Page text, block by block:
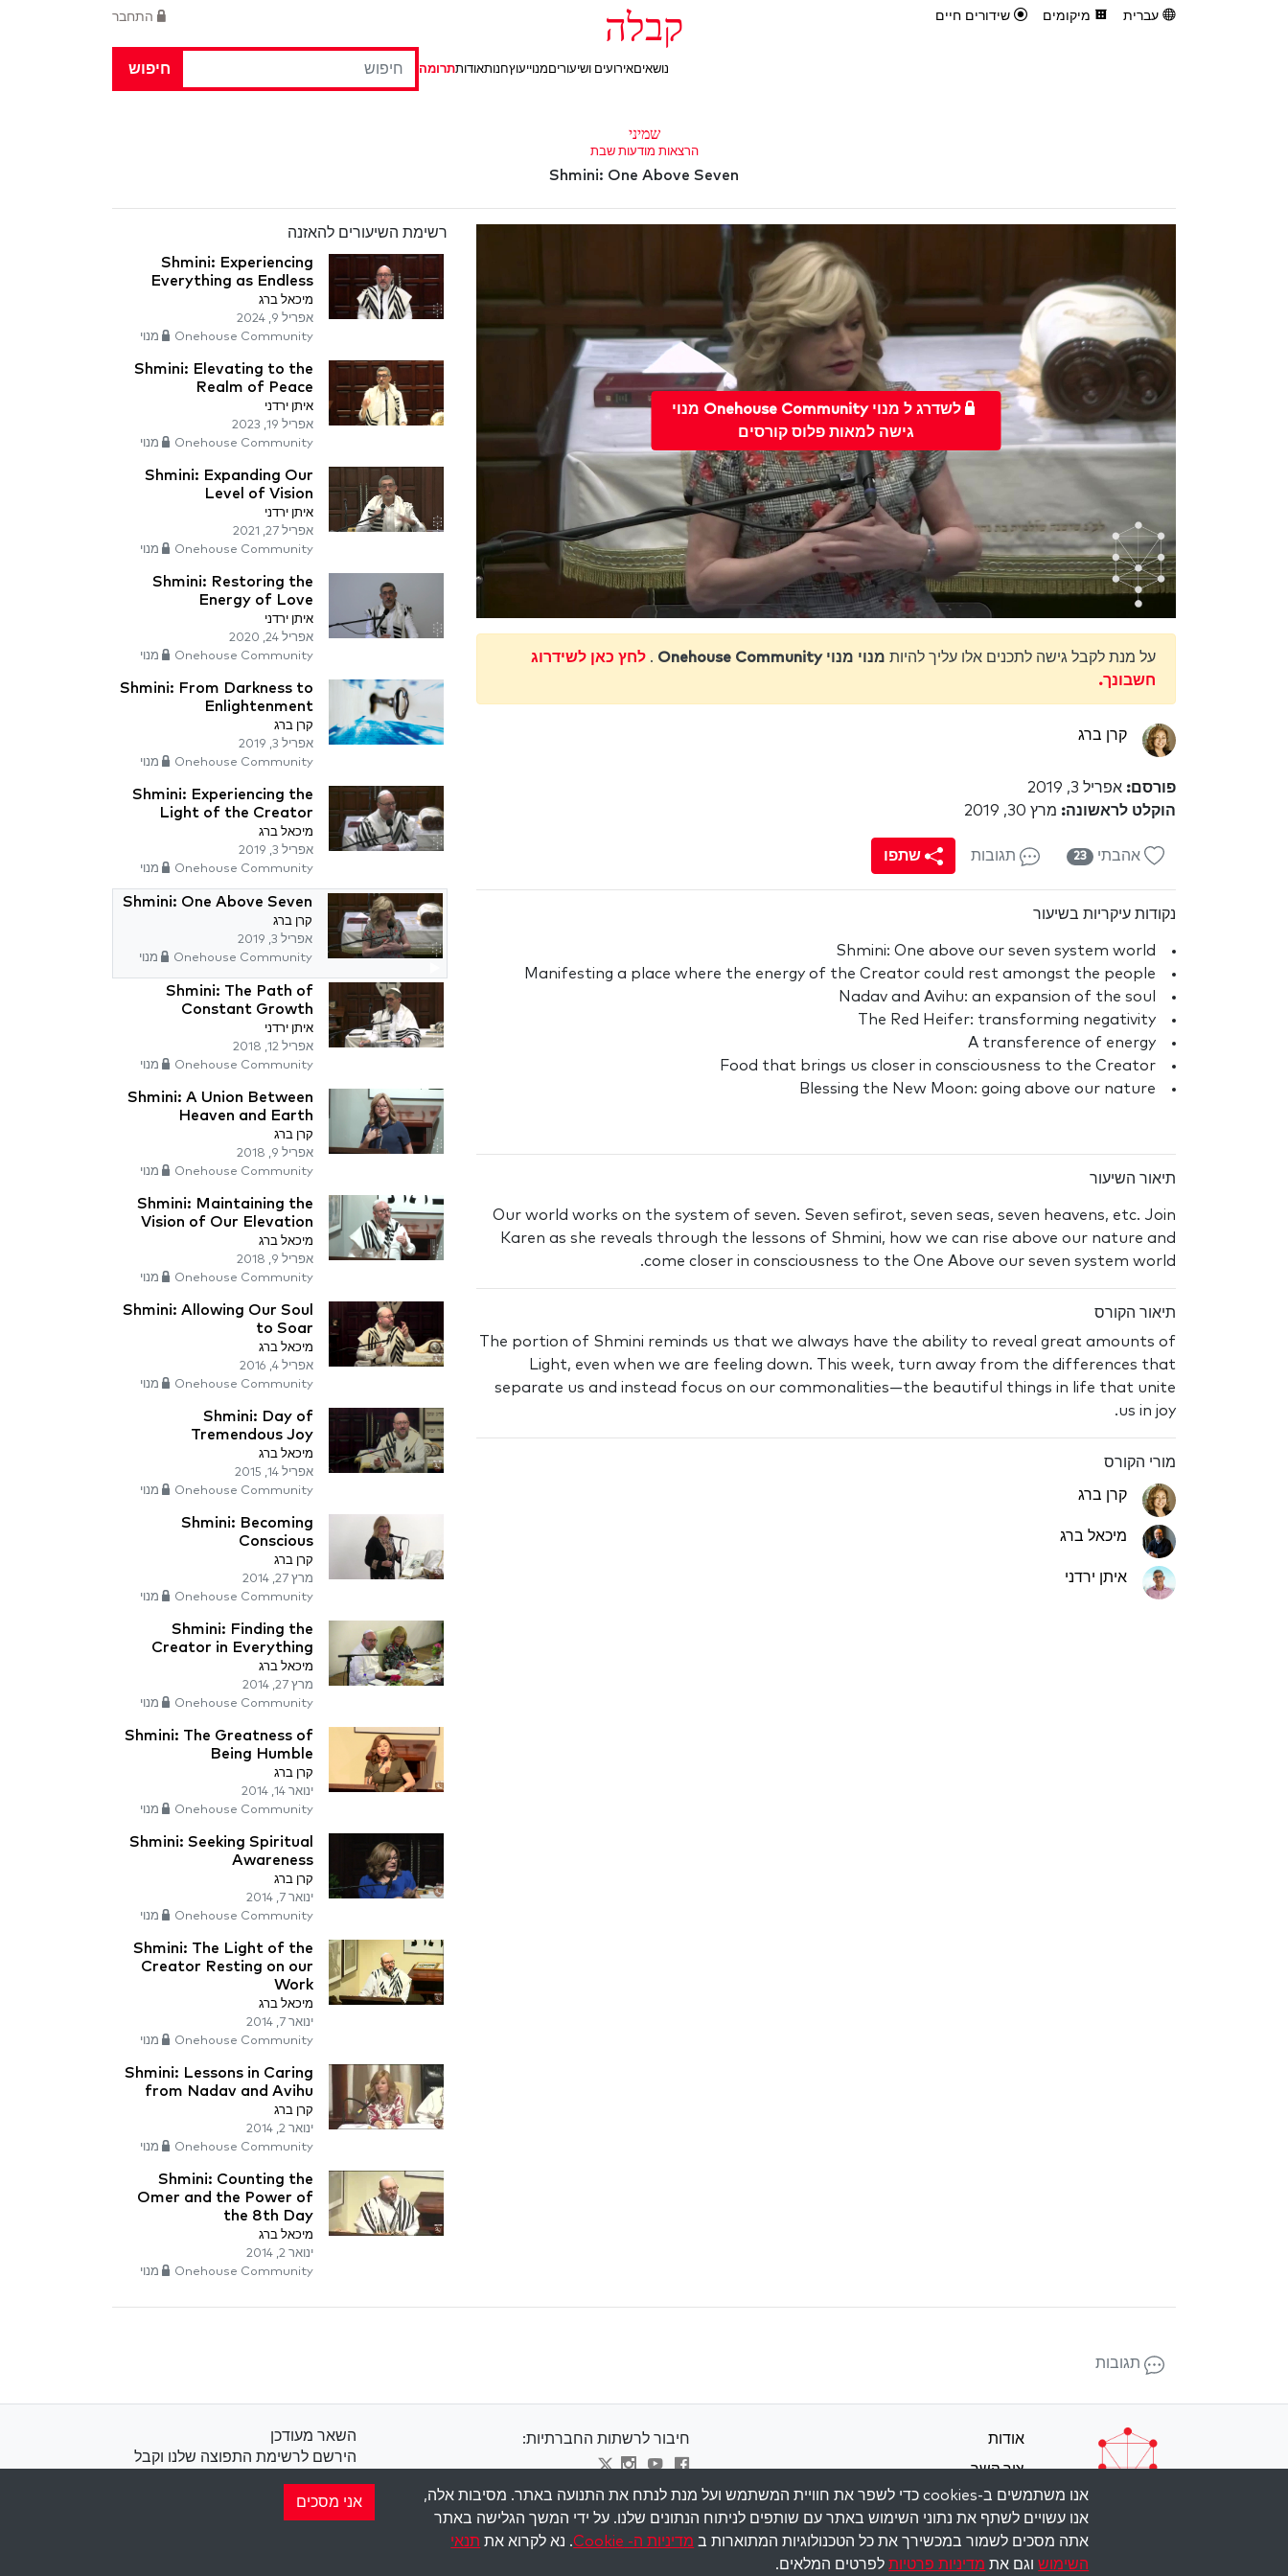
התחבר עברית מיקומים שידורים חיים קבלה
חיפוש נושאיםאירועים ושיעוריםמנוייעוץחנותאודותתרומה
שמיני
הרצאות מודעות שבת
Shmini: One Above Seven
לשדרג ל מנוי Onehouse Community מנוי
גישה למאות פלוס קורסים
על מנת לקבל גישה לתכנים אלו עליך להיות מנוי מנוי Onehouse Community . לחץ כאן לשידרוג
חשבונך.
קרן ברג
פורסם: אפריל 3, 2019
הוקלט לראשונה: מרץ 30, 2019
אהבתי 23 תגובות שתפו
נקודות עיקריות בשיעור
Shmini: One above our seven system world
Manifesting a place where the energy of the Creator could rest amongst the people
Nadav and Avihu: an expansion of the soul
The Red Heifer: transforming negativity
A transference of energy
Food that brings us closer in consciousness to the Creator
Blessing the New Moon: going above our nature
תיאור השיעור
Our world works on the system of seven. Seven sefirot, seven seas, seven heavens, etc. Join
Karen as she reveals through the lessons of Shmini, how we can rise above our nature and
come closer in consciousness to the One Above our seven system world.
תיאור הקורס
The portion of Shmini reminds us that we always have the ability to reveal great amounts of
Light, even when we are feeling down. This week, turn away from the differences that
separate us and instead focus on our commonalities—the beautiful things in life that unite
us in joy.
מורי הקורס
קרן ברג
מיכאל ברג
איתן ירדני
רשימת השיעורים להאזנה
Shmini: Experiencing
Everything as Endless
מיכאל ברג
אפריל 9, 2024
Onehouse Community מנוי
Shmini: Elevating to the
Realm of Peace
איתן ירדני
אפריל 19, 2023
Onehouse Community מנוי
Shmini: Expanding Our
Level of Vision
איתן ירדני
אפריל 27, 2021
Onehouse Community מנוי
Shmini: Restoring the
Energy of Love
איתן ירדני
אפריל 24, 2020
Onehouse Community מנוי
Shmini: From Darkness to
Enlightenment
קרן ברג
אפריל 3, 2019
Onehouse Community מנוי
Shmini: Experiencing the
Light of the Creator
מיכאל ברג
אפריל 3, 2019
Onehouse Community מנוי
Shmini: One Above Seven
קרן ברג
אפריל 3, 2019
Onehouse Community מנוי
Shmini: The Path of
Constant Growth
איתן ירדני
אפריל 12, 2018
Onehouse Community מנוי
Shmini: A Union Between
Heaven and Earth
קרן ברג
אפריל 9, 2018
Onehouse Community מנוי
Shmini: Maintaining the
Vision of Our Elevation
מיכאל ברג
אפריל 9, 2018
Onehouse Community מנוי
Shmini: Allowing Our Soul
to Soar
מיכאל ברג
אפריל 4, 2016
Onehouse Community מנוי
Shmini: Day of
Tremendous Joy
מיכאל ברג
אפריל 14, 2015
Onehouse Community מנוי
Shmini: Becoming
Conscious
קרן ברג
מרץ 27, 2014
Onehouse Community מנוי
Shmini: Finding the
Creator in Everything
מיכאל ברג
מרץ 27, 2014
Onehouse Community מנוי
Shmini: The Greatness of
Being Humble
קרן ברג
ינואר 14, 2014
Onehouse Community מנוי
Shmini: Seeking Spiritual
Awareness
קרן ברג
ינואר 7, 2014
Onehouse Community מנוי
Shmini: The Light of the
Creator Resting on our
Work
מיכאל ברג
ינואר 7, 2014
Onehouse Community מנוי
Shmini: Lessons in Caring
from Nadav and Avihu
קרן ברג
ינואר 2, 2014
Onehouse Community מנוי
Shmini: Counting the
Omer and the Power of
the 8th Day
מיכאל ברג
ינואר 2, 2014
Onehouse Community מנוי
תגובות
אודות
צור קשר
תנאי השימוש
מדיניות פרטיות
חיבור לרשתות החברתיות:
Visit kabbalah master classes
השאר מעודכן
הירשם לרשימת התפוצה שלנו וקבל
הירשם
Copyright © 2026 The Kabbalah Centre. All rights reserved.
אנו משתמשים ב-cookies כדי לשפר את חוויית המשתמש ועל מנת לנתח את התנועה באתר. מסיבות אלה,
אנו עשויים לשתף את נתוני השימוש באתר עם שותפים לניתוח הנתונים שלנו. על ידי המשך הגלישה באתר
אתה מסכים לשמור במכשירך את כל הטכנולוגיות המתוארות ב מדיניות ה- Cookie . נא לקרוא את תנאי
השימושוגם את מדיניות פרטיותלפרטים המלאים.
אני מסכים